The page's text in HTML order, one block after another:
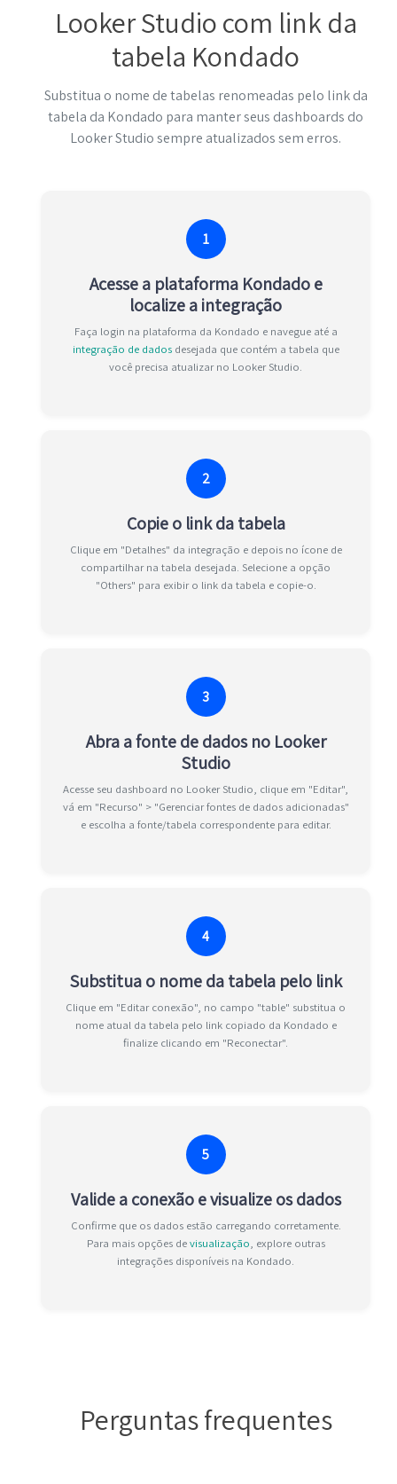
Looker Studio com link da
tabela Kondado
Substitua o nome de tabelas renomeadas pelo link da
tabela da Kondado para manter seus dashboards do
Looker Studio sempre atualizados sem erros.
1
Acesse a plataforma Kondado e
localize a integração
Faça login na plataforma da Kondado e navegue até a
integração de dadosdesejada que contém a tabela que
você precisa atualizar no Looker Studio.
2
Copie o link da tabela
Clique em "Detalhes" da integração e depois no ícone de
compartilhar na tabela desejada. Selecione a opção
"Others" para exibir o link da tabela e copie-o.
3
Abra a fonte de dados no Looker
Studio
Acesse seu dashboard no Looker Studio, clique em "Editar",
vá em "Recurso" > "Gerenciar fontes de dados adicionadas"
e escolha a fonte/tabela correspondente para editar.
4
Substitua o nome da tabela pelo link
Clique em "Editar conexão", no campo "table" substitua o
nome atual da tabela pelo link copiado da Kondado e
finalize clicando em "Reconectar".
5
Valide a conexão e visualize os dados
Confirme que os dados estão carregando corretamente.
Para mais opções devisualização, explore outras
integrações disponíveis na Kondado.
Perguntas frequentes